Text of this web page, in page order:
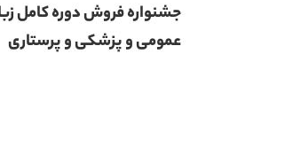
جشنواره فروش دوره کامل
عمومی و پزشکی و پرستاری